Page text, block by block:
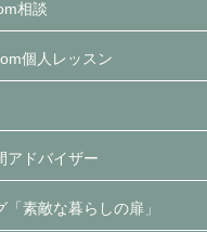
相談
個人レッスン
アドバイザー
素敵な暮らしの扉」